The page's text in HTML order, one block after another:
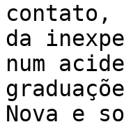
contato,
da
num
Nova e